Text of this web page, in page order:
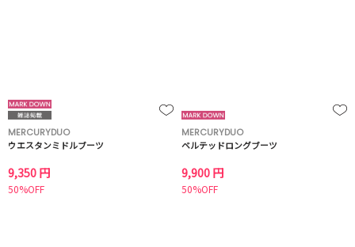
MERCURYDUO
ウエスタンミドルブーツ
9,350 円
50%OFF
MERCURYDUO
ベルテッドロングブーツ
9,900 円
50%OFF